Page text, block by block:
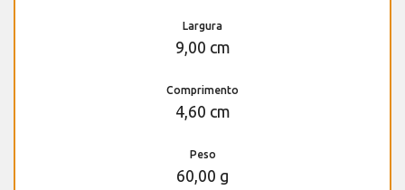
Largura
9,00 cm
Comprimento
4,60 cm
Peso
60,00 g